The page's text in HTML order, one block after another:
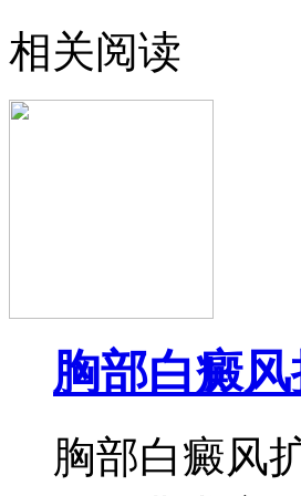
相关阅读
胸部白癜
胸部白癜风